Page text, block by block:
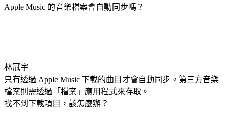
Apple Music 的音樂檔案會自動同步嗎？
林冠宇
只有透過 Apple Music 下載的曲目才會自動同步。第三方音樂
檔案則需透過「檔案」應用程式來存取。
找不到下載項目，該怎麼辦？